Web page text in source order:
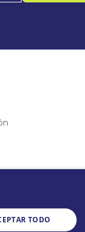
TODO